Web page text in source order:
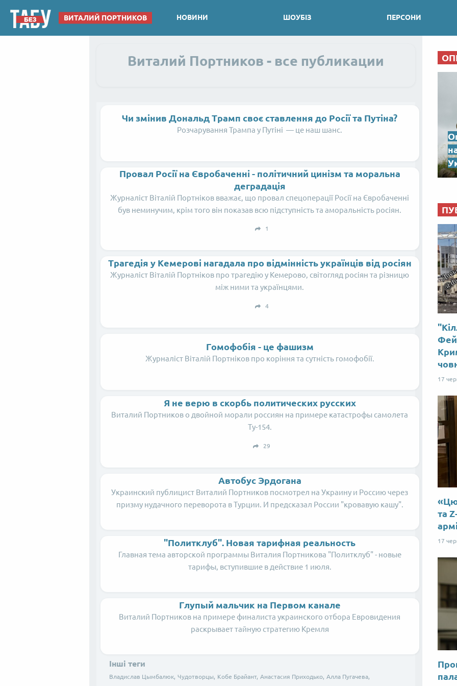
ВИТАЛИЙ ПОРТНИКОВ НОВИНИ ШОУБІЗ ПЕРСОНИ
Виталий Портников - все публикации
Чи змінив Дональд Трамп своє ставлення до Росії та Путіна?
Розчарування Трампа у Путіні — це наш шанс.
Провал Росії на Євробаченні - політичний цинізм та моральна
деградація
Журналіст Віталій Портніков вважає, що провал спецоперації Росії на Євробаченні
був неминучим, крім того він показав всю підступність та аморальність росіян.
1
Трагедія у Кемерові нагадала про відмінність українців від росіян
Журналіст Віталій Портніков про трагедію у Кемерово, світогляд росіян та різницю
між ними та українцями.
4
Гомофобія - це фашизм
Журналіст Віталій Портніков про коріння та сутність гомофобії.
Я не верю в скорбь политических русских
Виталий Портников о двойной морали россиян на примере катастрофы самолета
Ту-154.
29
Автобус Эрдогана
Украинский публицист Виталий Портников посмотрел на Украину и Россию через
призму нудачного переворота в Турции. И предсказал России "кровавую кашу".
"Политклуб". Новая тарифная реальность
Главная тема авторской программы Виталия Портникова "Политклуб" - новые
тарифы, вступившие в действие 1 июля.
Глупый мальчик на Первом канале
Виталий Портников на примере финалиста украинского отбора Евровидения
раскрывает тайную стратегию Кремля
Інші теги
Владислав Цымбалюк, Чудотворцы, Кобе Брайант, Анастасия Приходько, Алла Пугачева,
17
«Цю
та
17